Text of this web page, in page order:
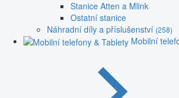
Stanice Atten a Mlink
Ostatní stanice
Náhradní díly a příslušenství (258)
Mobilní